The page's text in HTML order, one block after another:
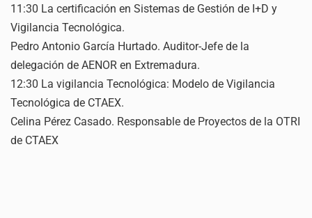
11:30 La certificación en Sistemas de Gestión de I+D y
Vigilancia Tecnológica.
Pedro Antonio García Hurtado. Auditor-Jefe de la
delegación de AENOR en Extremadura.
12:30 La vigilancia Tecnológica: Modelo de Vigilancia
Tecnológica de CTAEX.
Celina Pérez Casado. Responsable de Proyectos de la OTRI
de CTAEX